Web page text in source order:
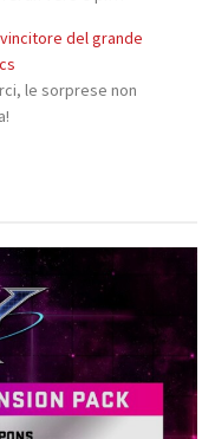
del grande
le sorprese non